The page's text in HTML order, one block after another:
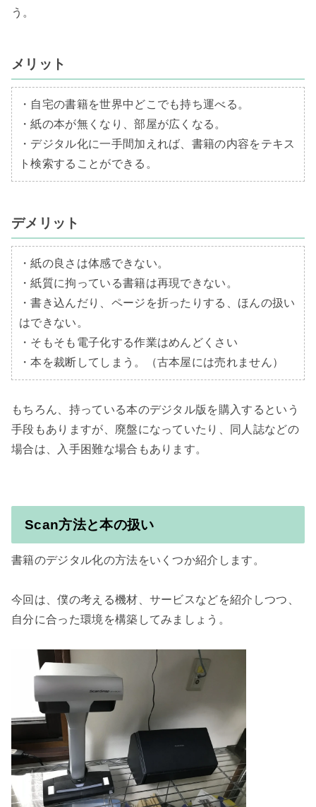
う。
メリット
・自宅の書籍を世界中どこでも持ち運べる。
・紙の本が無くなり、部屋が広くなる。
・デジタル化に一手間加えれば、書籍の内容をテキス
ト検索することができる。
デメリット
・紙の良さは体感できない。
・紙質に拘っている書籍は再現できない。
・書き込んだり、ページを折ったりする、ほんの扱い
はできない。
・そもそも電子化する作業はめんどくさい
・本を裁断してしまう。（古本屋には売れません）
もちろん、持っている本のデジタル版を購入するという
手段もありますが、廃盤になっていたり、同人誌などの
場合は、入手困難な場合もあります。
Scan方法と本の扱い
書籍のデジタル化の方法をいくつか紹介します。
今回は、僕の考える機材、サービスなどを紹介しつつ、
自分に合った環境を構築してみましょう。